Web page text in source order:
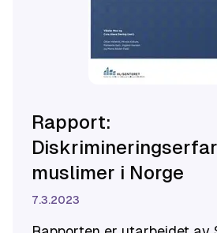
Rapport:
muslimer i Norge
7.3.2023